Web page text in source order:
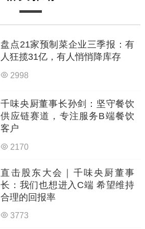
盘点21家预制菜企业三季报：有
人狂揽31亿，有人悄悄降库存
2998
千味央厨董事长孙剑：坚守餐饮
供应链赛道，专注服务B端餐饮
客户
2170
直击股东大会｜千味央厨董事
长：我们也想进入C端 希望维持
合理的回报率
3773